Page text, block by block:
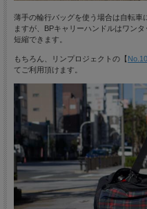
薄手の輪行バッグを使う場合は自転車
ますが、BPキャリーハンドルはワン
短縮できます。
もちろん、リンプロジェクトの【
てご利用頂けます。